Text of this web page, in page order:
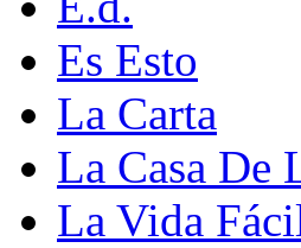
Es Esto
La Carta
La Casa De
La Vida